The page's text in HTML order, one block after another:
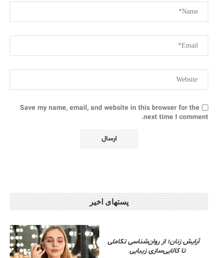
Save my name, email, and website in this browser for the
next time I comment.
پستهای اخیر
آرایش زنان؛ از روان‌شناسی تکاملی
تا کالایی‌سازی زیبایی